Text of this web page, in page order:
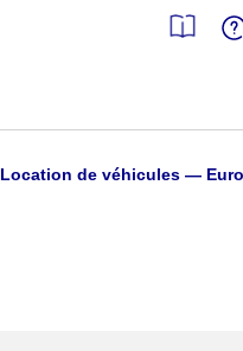
Location de véhicules —